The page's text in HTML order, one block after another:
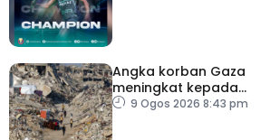
Angka korban Gaza
meningkat kepada
73,386 orang
9 Ogos 2026 8:43 pm